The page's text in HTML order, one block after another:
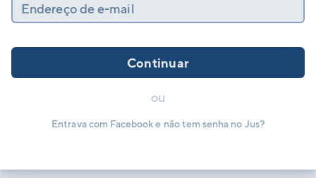
Endereço de e-mail
Continuar
ou
Entrava com Facebook e não tem senha no Jus?